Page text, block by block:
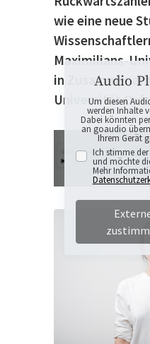
wie eine neue
Maximilians-
in
Universität
Audio
Um diesen
werden Inhalte
Dabei könnten
an goaudio
Ihrem Gerät
Ich stimme
und möchte
Mehr